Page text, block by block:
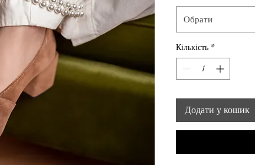
Обрати
Кількість *
Додати у кошик